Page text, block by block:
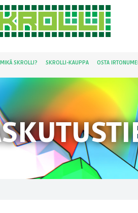
MIKÄ SKROLLI? SKROLLI-KAUPPA OSTA